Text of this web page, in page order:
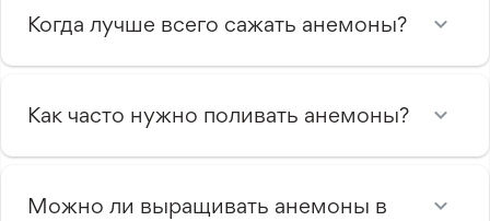
Когда лучше всего сажать анемоны?
Как часто нужно поливать анемоны?
Можно ли выращивать анемоны в